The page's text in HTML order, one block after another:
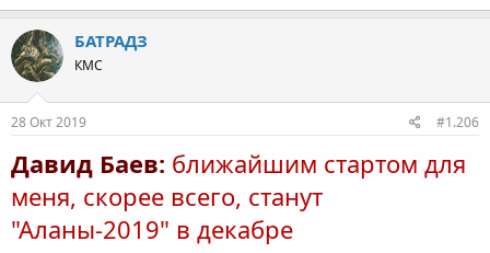
БАТРАДЗ
КМС
28 Окт 2019 #1.206
Давид Баев: ближайшим стартом для
меня, скорее всего, станут
"Аланы-2019" в декабре